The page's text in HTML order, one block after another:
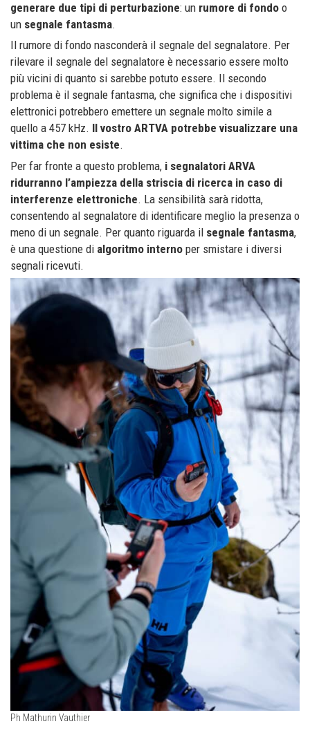
generare due tipi di perturbazione: un rumore di fondo o
un segnale fantasma.
Il rumore di fondo nasconderà il segnale del segnalatore. Per
rilevare il segnale del segnalatore è necessario essere molto
più vicini di quanto si sarebbe potuto essere. Il secondo
problema è il segnale fantasma, che significa che i dispositivi
elettronici potrebbero emettere un segnale molto simile a
quello a 457 kHz. Il vostro ARTVA potrebbe visualizzare una
vittima che non esiste.
Per far fronte a questo problema, i segnalatori ARVA
ridurranno l’ampiezza della striscia di ricerca in caso di
interferenze elettroniche. La sensibilità sarà ridotta,
consentendo al segnalatore di identificare meglio la presenza o
meno di un segnale. Per quanto riguarda il segnale fantasma,
è una questione di algoritmo interno per smistare i diversi
segnali ricevuti.
Ph Mathurin Vauthier